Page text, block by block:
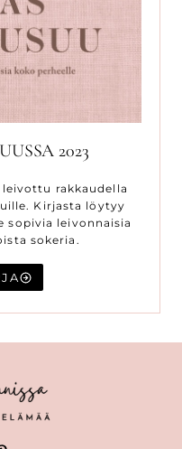
2023
rakkaudella
Kirjasta löytyy
sopivia leivonnaisia
sokeria.